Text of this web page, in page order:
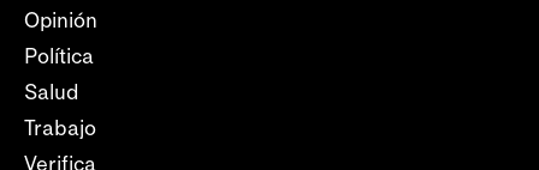
Opinión
Política
Salud
Trabajo
Verifica